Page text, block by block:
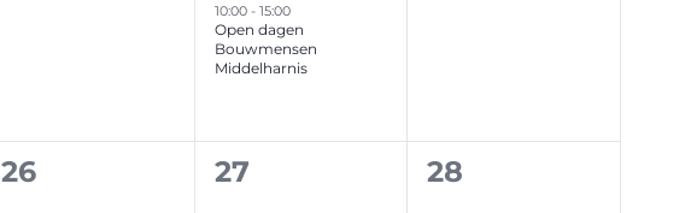
evenementen,evenement,
10:00 - 15:00
Open dagen
Bouwmensen
Middelharnis
0
26
0
27
0
28